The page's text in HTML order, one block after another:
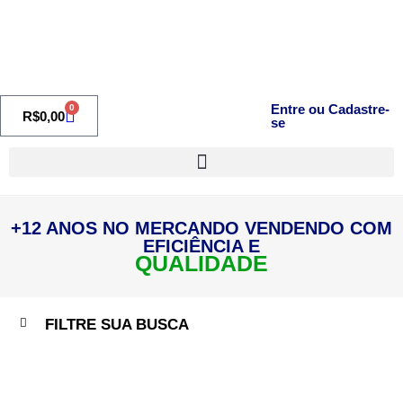
R$0,00
0
Entre ou Cadastre-
se
+12 ANOS NO MERCANDO VENDENDO COM
EFICIÊNCIA E
QUALIDADE
FILTRE SUA BUSCA